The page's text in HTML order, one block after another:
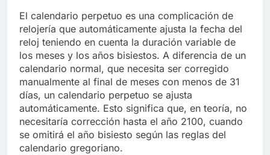
El calendario perpetuo es una complicación de
relojería que automáticamente ajusta la fecha del
reloj teniendo en cuenta la duración variable de
los meses y los años bisiestos. A diferencia de un
calendario normal, que necesita ser corregido
manualmente al final de meses con menos de 31
días, un calendario perpetuo se ajusta
automáticamente. Esto significa que, en teoría, no
necesitaría corrección hasta el año 2100, cuando
se omitirá el año bisiesto según las reglas del
calendario gregoriano.